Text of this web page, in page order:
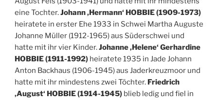
eine Tochter.Johann ‚Hermann‘ HOBBIE (1909-1973)
heiratete in erster Ehe 1933 in Schwei Martha Auguste
Johanne Müller (1912-1965) aus Süderschwei und
hatte mit ihr vier Kinder.Johanne ‚Helene‘ Gerhardine
HOBBIE (1911-1992) heiratete 1935 in Jade Johann
Anton Backhaus (1906-1945) aus Jaderkreuzmoor und
hatte mit ihr mindestens zwei Töchter. Friedrich
‚August‘ HOBBIE (1914-1945) blieb ledig und fiel in